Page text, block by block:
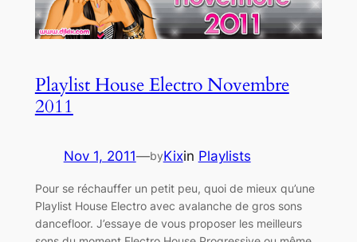
Playlist House Electro Novembre
2011
Nov 1, 2011—byKixin Playlists
Pour se réchauffer un petit peu, quoi de mieux qu’une
Playlist House Electro avec avalanche de gros sons
dancefloor. J’essaye de vous proposer les meilleurs